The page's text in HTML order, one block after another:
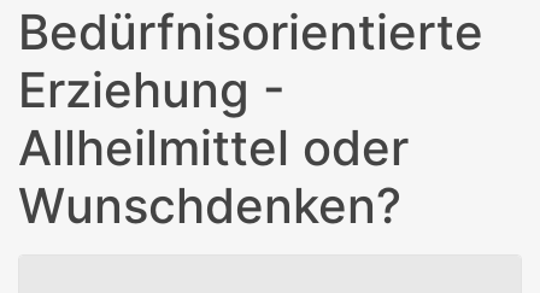
Bedürfnisorientierte
Erziehung -
Allheilmittel oder
Wunschdenken?